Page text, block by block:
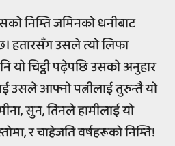
निम्ति जमिनको धनीबाट
हतारसँग उसले त्यो लिफा
यो चिट्ठी पढ़ेपछि उसको अनुहार
उसले आफ्नो पत्नीलाई तुरुन्तै यो
सुन, तिनले हामीलाई यो
र चाहेजति वर्षहरूको निम्ति!